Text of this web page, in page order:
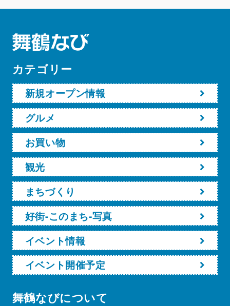
カテゴリー
新規オープン情報
グルメ
お買い物
観光
まちづくり
好街-このまち-写真
イベント情報
イベント開催予定
舞鶴なびについて